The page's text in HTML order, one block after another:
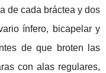
de cada bráctea y dos
ínfero, bicapelar y
de que broten las
con alas regulares,